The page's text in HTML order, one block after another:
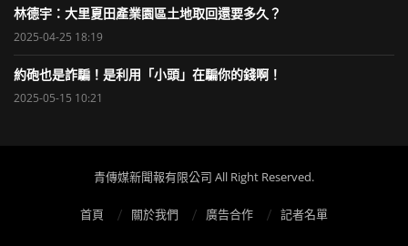
林德宇：大里夏田產業園區土地取回還要多久？
2025-04-25 18:19
約砲也是詐騙！是利用「小頭」在騙你的錢啊！
2025-05-15 10:21
青傳媒新聞報有限公司 All Right Reserved.
首頁 關於我們 廣告合作 記者名單